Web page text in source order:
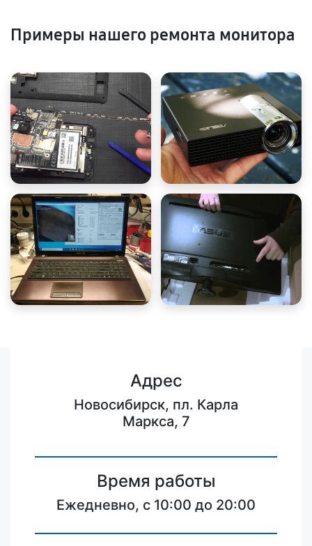
Примеры нашего ремонта монитора
Адрес
Новосибирск, пл. Карла
Маркса, 7
Время работы
Ежедневно, с 10:00 до 20:00